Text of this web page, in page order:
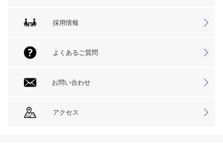
採用情報
よくあるご質問
お問い合わせ
アクセス